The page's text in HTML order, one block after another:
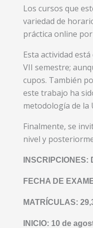
Los cursos que
variedad de
práctica online
Esta actividad
VII semestre;
cupos. También
este trabajo ha
metodología de la
Finalmente, se
nivel y
FECHA DE
MATRÍCULAS:
INICIO: 10 de